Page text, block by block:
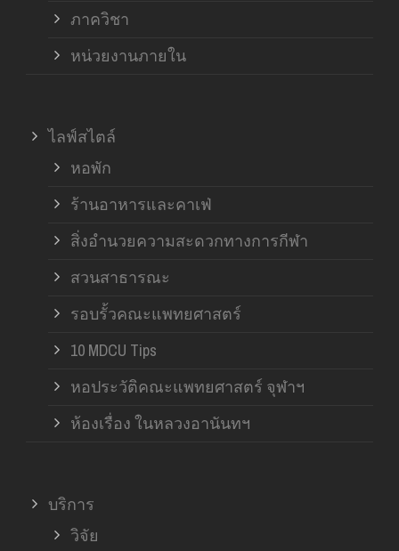
ภาควิชา
หน่วยงานภายใน
ไลฟ์สไตล์
หอพัก
ร้านอาหารและคาเฟ่
สิ่งอำนวยความสะดวกทางการกีฬา
สวนสาธารณะ
รอบรั้วคณะแพทยศาสตร์
10 MDCU Tips
หอประวัติคณะแพทยศาสตร์ จุฬาฯ
ห้องเรื่อง ในหลวงอานันทฯ
บริการ
วิจัย